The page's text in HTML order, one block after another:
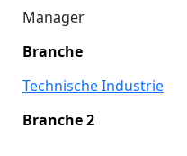
Manager
Branche
Technische Industrie
Branche 2